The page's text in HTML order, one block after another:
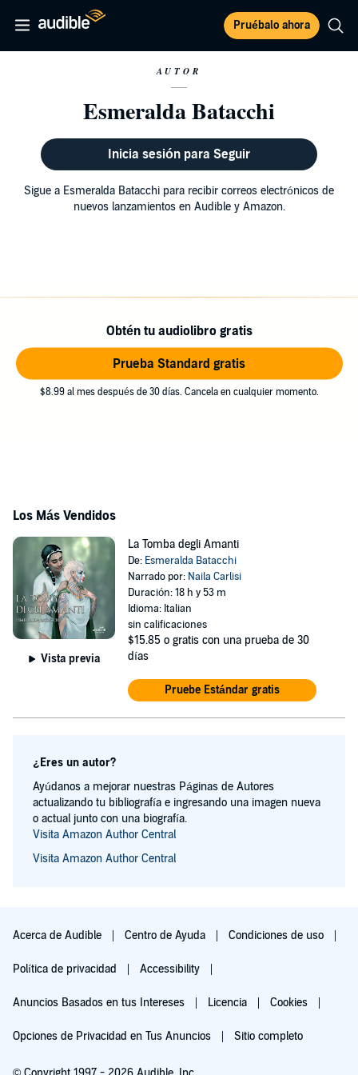
Pruébalo ahora
AUTOR
Esmeralda Batacchi
Inicia sesión para Seguir
Sigue a Esmeralda Batacchi para recibir correos electrónicos de
nuevos lanzamientos en Audible y Amazon.
Obtén tu audiolibro gratis
Prueba Standard gratis
$8.99 al mes después de 30 días. Cancela en cualquier momento.
Los Más Vendidos
Vista previa
La Tomba degli Amanti
De: Esmeralda Batacchi
Narrado por: Naila Carlisi
Duración: 18 h y 53 m
Idioma: Italian
sin calificaciones
$15.85 o gratis con una prueba de 30
días
Pruebe Estándar gratis
¿Eres un autor?
Ayúdanos a mejorar nuestras Páginas de Autores
actualizando tu bibliografía e ingresando una imagen nueva
o actual junto con una biografía.
Visita Amazon Author Central
Visita Amazon Author Central
Acerca de Audible Centro de Ayuda Condiciones de uso
Política de privacidad Accessibility
Anuncios Basados en tus Intereses Licencia Cookies
Opciones de Privacidad en Tus Anuncios Sitio completo